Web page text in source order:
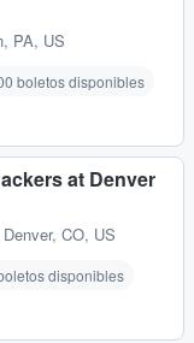
PA, US
boletos disponibles
at Denver
Denver, CO, US
disponibles